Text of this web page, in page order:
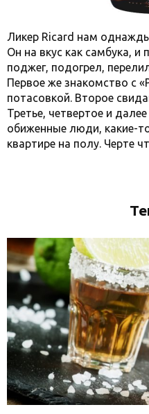
Ликер Ricard нам
Он на вкус как самбука, и
поджег, подогрел,
Первое же знакомство с
потасовкой. Второе
Третье, четвертое и
обиженные люди, какие-
квартире на полу. Черте